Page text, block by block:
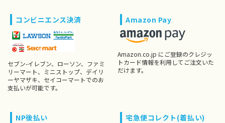
コンビニエンス決済
セブン-イレブン、ローソン、ファミ
リーマート、ミニストップ、デイリ
ーヤマザキ、セイコーマートでのお
支払いが可能です。
Amazon Pay
Amazon.co.jp にご登録のクレジッ
トカード情報を利用してご注文いた
だけます。
NP後払い 宅急便コレクト(着払い)